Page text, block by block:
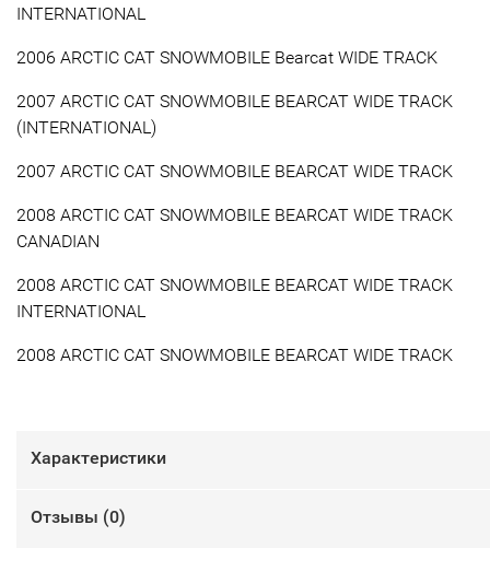
INTERNATIONAL
2006 ARCTIC CAT SNOWMOBILE Bearcat WIDE TRACK
2007 ARCTIC CAT SNOWMOBILE BEARCAT WIDE TRACK
(INTERNATIONAL)
2007 ARCTIC CAT SNOWMOBILE BEARCAT WIDE TRACK
2008 ARCTIC CAT SNOWMOBILE BEARCAT WIDE TRACK
CANADIAN
2008 ARCTIC CAT SNOWMOBILE BEARCAT WIDE TRACK
INTERNATIONAL
2008 ARCTIC CAT SNOWMOBILE BEARCAT WIDE TRACK
Характеристики
Отзывы (0)